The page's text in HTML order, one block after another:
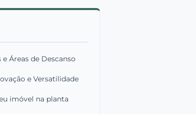
Áreas de Descanso
e Versatilidade
imóvel na planta